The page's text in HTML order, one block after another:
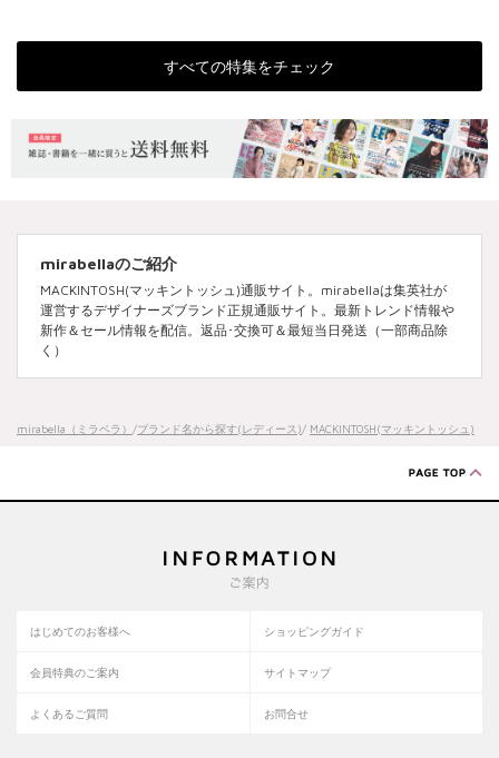
すべての特集をチェック
mirabellaのご紹介
MACKINTOSH(マッキントッシュ)通販サイト。mirabellaは集英社が
運営するデザイナーズブランド正規通販サイト。最新トレンド情報や
新作＆セール情報を配信。返品･交換可＆最短当日発送（一部商品除
く）
mirabella（ミラベラ） /ブランド名から探す(レディース)/ MACKINTOSH(マッキントッシュ)
はじめてのお客様へ ショッピングガイド
会員特典のご案内 サイトマップ
よくあるご質問 お問合せ